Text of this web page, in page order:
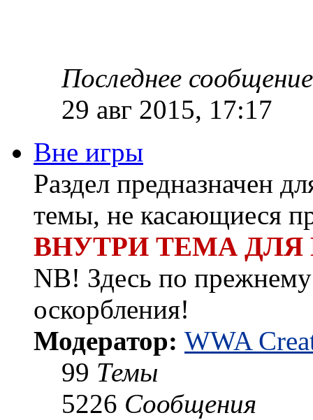
Последнее сообщение
29 авг 2015, 17:17
Вне игры
Раздел предназначен
темы, не касающиеся
ВНУТРИ ТЕМА
NB! Здесь по
оскорбления!
Модератор: WWA
99 Темы
5226 Сообщения